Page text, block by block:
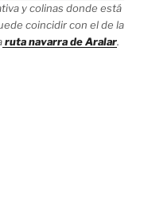
y colinas donde está
coincidir con el de la
ruta navarra de Aralar.